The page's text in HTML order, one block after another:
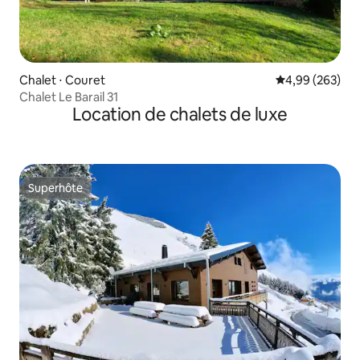
Chalet ⋅ Couret Évaluation
4,99 (263)
Chalet Le Barail 31
Location de chalets de luxe
Superhôte
Superhôte